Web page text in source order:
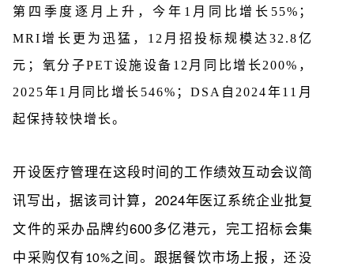
第四季度逐月上升，今年1月同比增长55%；
MRI增长更为迅猛，12月招投标规模达32.8亿
元；氧分子PET设施设备12月同比增长200%，
2025年1月同比增长546%；DSA自2024年11月
起保持较快增长。
开设医疗管理在这段时间的工作绩效互动会议简
讯写出，据该司计算， 2024年医辽系统企业批复
文件的采办品牌约600多亿港元，完工招标会集
中采购仅有 10%之间。 跟据餐饮市场上报， 还没